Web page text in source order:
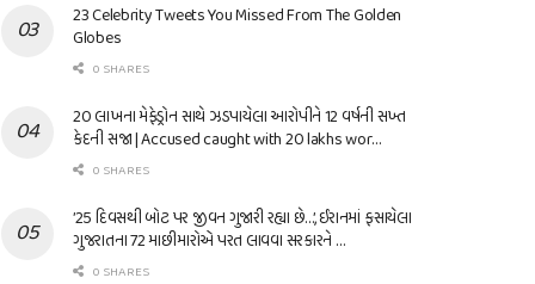
23 Celebrity Tweets You Missed From The Golden
Globes
0 SHARES
20 લાખના મેફેડ્રોન સાથે ઝડપાયેલા આરોપીને 12 વર્ષની સખ્ત
કેદની સજા | Accused caught with 20 lakhs wor…
0 SHARES
’25 દિવસથી બોટ પર જીવન ગુજારી રહ્યા છે…’, ઈરાનમાં ફસાયેલા
ગુજરાતના 72 માછીમારોએ પરત લાવવા સરકારને …
0 SHARES